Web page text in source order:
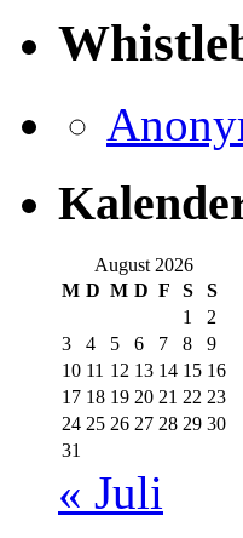
August 2026
M D M D F S
S
1
2
3
4 5 6 7 8
9
10 11 12 13 14 15 16
17 18 19 20 21 22 23
24 25 26 27 28 29 30
31
« Juli